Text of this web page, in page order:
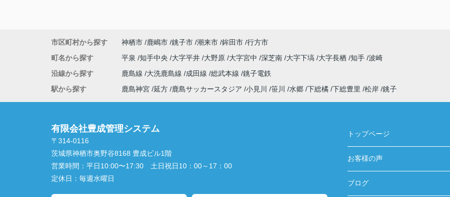
市区町村から探す 神栖市 鹿嶋市 銚子市 潮来市 鉾田市 行方市
町名から探す
平泉 知手中央 大字平井 大野原 大字宮中 深芝南 大字下塙 大字長栖 知手 波崎
沿線から探す
鹿島線 大洗鹿島線 成田線 総武本線 銚子電鉄
駅から探す
鹿島神宮 延方 鹿島サッカースタジア 小見川 笹川 水郷 下総橘 下総豊里 松岸 銚子
有限会社豊成管理システム
〒314-0116
茨城県神栖市奥野谷8168 豊成ビル1階
営業時間： 平日10:00〜17:30 土日祝日10：00～17：00
定休日： 毎週水曜日
トップページ
お客様の声
ブログ